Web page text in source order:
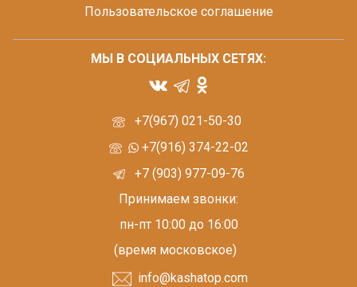
Пользовательское соглашение
+7(967) 021-50-30
+7(916) 374-22-02
+7 (903) 977-09-76
Принимаем звонки:
пн-пт 10:00 до 16:00
(время московское)
info@kashatop.com
МЫ В СОЦИАЛЬНЫХ СЕТЯХ: